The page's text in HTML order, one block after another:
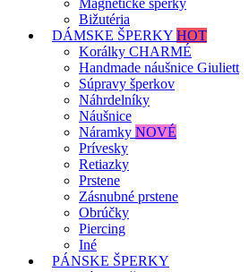
Magnetické šperky
Bižutéria
DÁMSKE ŠPERKY HOT
Korálky CHARMÉ
Handmade náušnice Giuliett
Súpravy šperkov
Náhrdelníky
Náušnice
Náramky NOVÉ
Prívesky
Retiazky
Prstene
Zásnubné prstene
Obrúčky
Piercing
Iné
PÁNSKE ŠPERKY